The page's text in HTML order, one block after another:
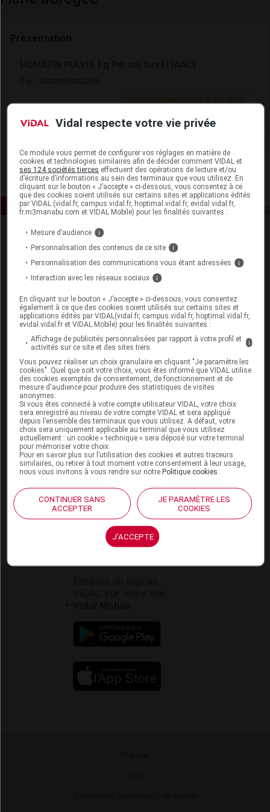
Espace produit
Boutique
VIDAL Expert
VIDAL Hoptimal
eVIDAL
VIDAL Mobile
VIDAL widget
VIDAL Sécurisation
VIDAL e-Services
Espace institutionnel
Qui sommes-nous ?
VIDAL France
Carrières
Charte éthique et
Service client
Contact
Vidal respecte votre vie privée
Ce module vous permet de configurer vos réglages en matière de
cookies et technologies similaires afin de décider comment VIDAL et
ses 124 sociétés tierces effectuent des opérations de lecture et/ou
d’écriture d’informations au sein des terminaux que vous utilisez. En
cliquant sur le bouton « J’accepte » ci-dessous, vous consentez à ce
que des cookies soient utilisés sur certains sites et applications édités
par VIDAL (vidal.fr, campus.vidal.fr, hoptimal.vidal.fr, evidal.vidal.fr,
fr.m3manabu.com et VIDAL Mobile) pour les finalités suivantes :
Mesure d’audience i
Personnalisation des contenus de ce site i
Personnalisation des communications vous étant adressées i
Interaction avec les réseaux sociaux i
En cliquant sur le bouton « J’accepte » ci-dessous, vous consentez
également à ce que des cookies soient utilisés sur certains sites et
applications édités par VIDAL(vidal.fr, campus.vidal.fr, hoptimal.vidal.fr,
evidal.vidal.fr et VIDAL Mobile) pour les finalités suivantes :
Affichage de publicités personnalisées par rapport à votre profil et
activités sur ce site et des sites tiers
i
Vous pouvez réaliser un choix granulaire en cliquant "Je paramètre les
cookies". Quel que soit votre choix, vous êtes informé que VIDAL utilise
des cookies exemptés de consentement, de fonctionnement et de
mesure d'audience pour produire des statistiques de visites
anonymes.
Si vous êtes connecté à votre compte utilisateur VIDAL, votre choix
sera enregistré au niveau de votre compte VIDAL et sera appliqué
depuis l’ensemble des terminaux que vous utilisez. A défaut, votre
choix sera uniquement applicable au terminal que vous utilisez
actuellement : un cookie « technique » sera déposé sur votre terminal
pour mémoriser votre choix.
Pour en savoir plus sur l’utilisation des cookies et autres traceurs
similaires, ou retirer à tout moment votre consentement à leur usage,
nous vous invitons à vous rendre sur notrePolitique cookies
CONTINUER SANS
ACCEPTER
JE PARAMÈTRE LES
COOKIES
J'ACCEPTE